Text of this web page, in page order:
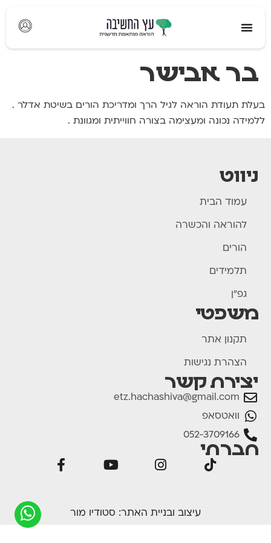
בר אבישר
בעלת תעודת הוראה לגיל הרך ומדריכת הורים בשיטת אדלר .
ללמידה נכונה ומעצימה בצורה חווייתית ומגוונת .
ניווט
עמוד הבית
להוראה והכשרה
הורים
תלמידים
גפ"ן
משפטי
תקנון אתר
הצהרת נגישות
יצירת קשר
etz.hachashiva@gmail.com
וואטסאפ
052-3709166
חברתי
עיצוב ובניית האתר: סטודיו מור